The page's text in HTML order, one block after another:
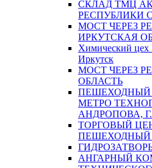
СКЛАД ТМЦ
РЕСПУБЛИКИ
МОСТ ЧЕРЕЗ
ИРКУТСКАЯ
Химический цех
Иркутск
МОСТ ЧЕРЕЗ
ОБЛАСТЬ
ПЕШЕХОДНЫЙ
МЕТРО
АНДРОПОВА,
ТОРГОВЫЙ
ПЕШЕХОДНЫЙ
АНГАРНЫЙ